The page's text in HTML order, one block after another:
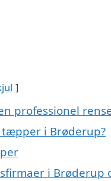
professionel
i Brøderup?
i Brøderup